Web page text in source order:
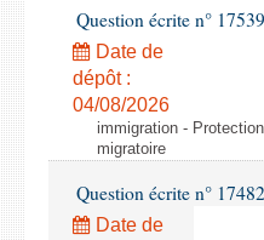
Question écrite n°
Date de
dépôt :
04/08/2026
immigration -
migratoire
Question écrite n°
Date de